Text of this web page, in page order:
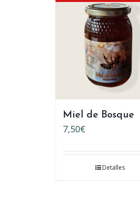
Miel de Bosque
7,50€
Detalles